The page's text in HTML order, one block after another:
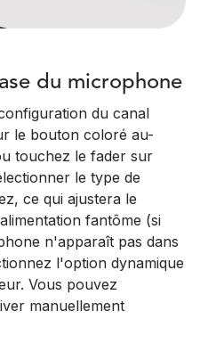
du microphone
du canal
le bouton coloré au-
touchez le fader sur
le type de
ce qui ajustera le
fantôme (si
n'apparaît pas dans
l'option dynamique
Vous pouvez
manuellement